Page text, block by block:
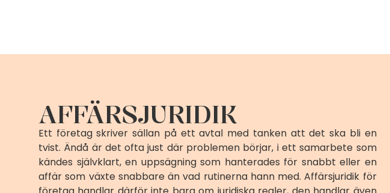
AFFÄRSJURIDIK
Ett företag skriver sällan på ett avtal med tanken att det ska bli en
tvist. Ändå är det ofta just där problemen börjar, i ett samarbete som
kändes självklart, en uppsägning som hanterades för snabbt eller en
affär som växte snabbare än vad rutinerna hann med. Affärsjuridik för